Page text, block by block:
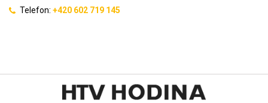
Telefon: +420 602 719 145